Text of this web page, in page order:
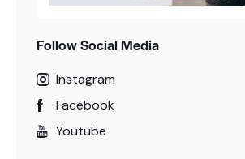
Follow Social Media
Instagram
Facebook
Youtube